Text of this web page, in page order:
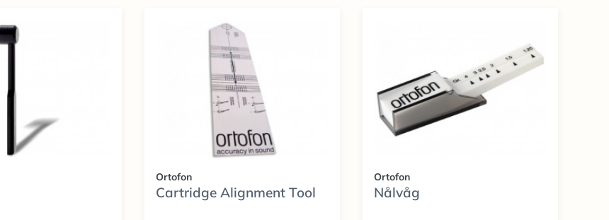
Ortofon
Cartridge Alignment Tool
Ortofon
Nålvåg